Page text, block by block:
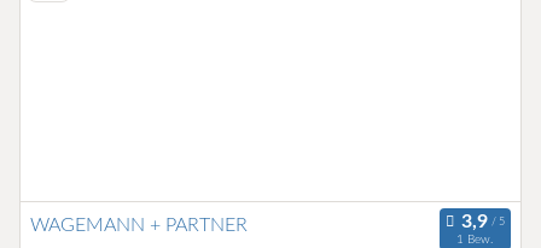
WAGEMANN + PARTNER
1 Bew.